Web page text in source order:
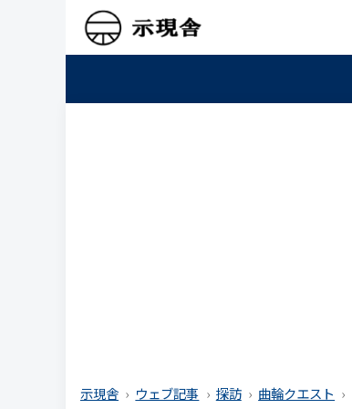
示現舎 ウェブ記事 探訪 曲輪クエスト